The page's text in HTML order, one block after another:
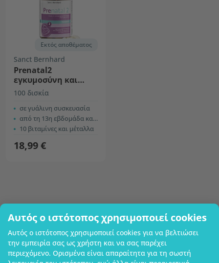
Αυτός ο ιστότοπος χρησιμοποιεί cookies
Αυτός ο ιστότοπος χρησιμοποιεί cookies για να βελτιώσει
την εμπειρία σας ως χρήστη και να σας παρέχει
περιεχόμενο. Ορισμένα είναι απαραίτητα για τη σωστή
Εκτός αποθέματος
Sanct Bernhard
Prenatal2
εγκυμοσύνη και
θηλασμός
100 δισκία
σε γυάλινη συσκευασία
από τη 13η εβδομάδα και μετά
10 βιταμίνες και μέταλλα
18,99 €
Επωνυμία επιχείρησης
Πληροφορίες
Γίνετε μέλος